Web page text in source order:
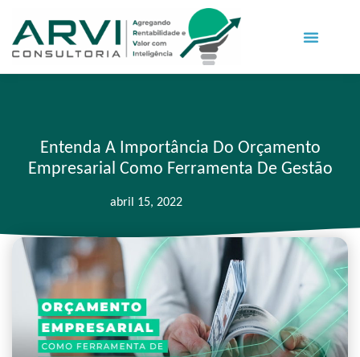
Entenda A Importância Do Orçamento
Empresarial Como Ferramenta De Gestão
abril 15, 2022